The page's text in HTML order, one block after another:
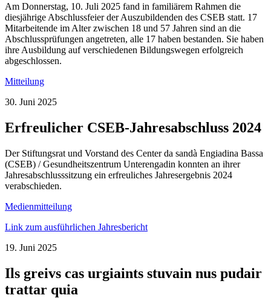
Am Donnerstag, 10. Juli 2025 fand in familiärem Rahmen die
diesjährige Abschlussfeier der Auszubildenden des CSEB statt. 17
Mitarbeitende im Alter zwischen 18 und 57 Jahren sind an die
Abschlussprüfungen angetreten, alle 17 haben bestanden. Sie haben
ihre Ausbildung auf verschiedenen Bildungswegen erfolgreich
abgeschlossen.
Mitteilung
30. Juni 2025
Erfreulicher CSEB-Jahresabschluss 2024
Der Stiftungsrat und Vorstand des Center da sandà Engiadina Bassa
(CSEB) / Gesundheitszentrum Unterengadin konnten an ihrer
Jahresabschlusssitzung ein erfreuliches Jahresergebnis 2024
verabschieden.
Medienmitteilung
Link zum ausführlichen Jahresbericht
19. Juni 2025
Ils greivs cas urgiaints stuvain nus pudair
trattar quia